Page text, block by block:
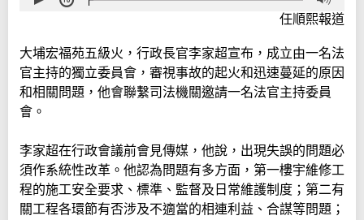
任順熙報道
大埔宏福苑五級火，行政長官李家超宣布，成立由一名法
官主持的獨立委員會，審視事故的起火和迅速蔓延的原因
和相關問題，他會聯繫司法機關邀請一名法官主持委員
會。
李家超在行政會議前會見傳媒，他說，出現失誤的問題必
須作系統性改革。他認為問題有多方面，第一樓宇維修工
程的施工安全要求、標準、監督及日常維護制度；第二有
關工程各環節有否涉及不適當的相連利益、合謀等問題；